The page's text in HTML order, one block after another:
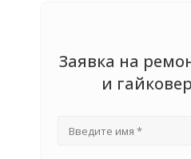
Заявка на
и